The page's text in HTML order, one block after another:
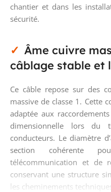
chantier et dans les
sécurité.
Âme cuivre
câblage stable et
Ce câble repose sur des
massive de classe 1. Cette
adaptée aux
dimensionnelle lors du
conducteurs. Le diamètre
section cohérente
télécommunication et de
conservant une structure
les cheminements